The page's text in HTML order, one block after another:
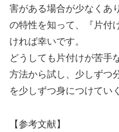
害がある場合が少なくあ
の特性を知って、『片付
ければ幸いです。
どうしても片付けが苦手
方法から試し、少しずつ
を少しずつ身につけてい
【参考文献】